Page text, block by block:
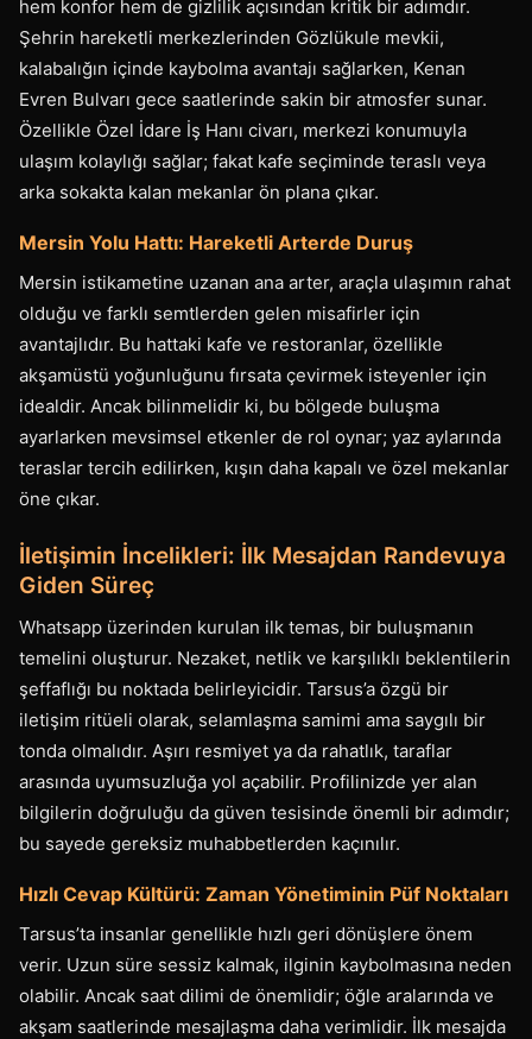
hem konfor hem de gizlilik açısından kritik bir adımdır.
Şehrin hareketli merkezlerinden Gözlükule mevkii,
kalabalığın içinde kaybolma avantajı sağlarken, Kenan
Evren Bulvarı gece saatlerinde sakin bir atmosfer sunar.
Özellikle Özel İdare İş Hanı civarı, merkezi konumuyla
ulaşım kolaylığı sağlar; fakat kafe seçiminde teraslı veya
arka sokakta kalan mekanlar ön plana çıkar.
Mersin Yolu Hattı: Hareketli Arterde Duruş
Mersin istikametine uzanan ana arter, araçla ulaşımın rahat
olduğu ve farklı semtlerden gelen misafirler için
avantajlıdır. Bu hattaki kafe ve restoranlar, özellikle
akşamüstü yoğunluğunu fırsata çevirmek isteyenler için
idealdir. Ancak bilinmelidir ki, bu bölgede buluşma
ayarlarken mevsimsel etkenler de rol oynar; yaz aylarında
teraslar tercih edilirken, kışın daha kapalı ve özel mekanlar
öne çıkar.
İletişimin İncelikleri: İlk Mesajdan Randevuya
Giden Süreç
Whatsapp üzerinden kurulan ilk temas, bir buluşmanın
temelini oluşturur. Nezaket, netlik ve karşılıklı beklentilerin
şeffaflığı bu noktada belirleyicidir. Tarsus’a özgü bir
iletişim ritüeli olarak, selamlaşma samimi ama saygılı bir
tonda olmalıdır. Aşırı resmiyet ya da rahatlık, taraflar
arasında uyumsuzluğa yol açabilir. Profilinizde yer alan
bilgilerin doğruluğu da güven tesisinde önemli bir adımdır;
bu sayede gereksiz muhabbetlerden kaçınılır.
Hızlı Cevap Kültürü: Zaman Yönetiminin Püf Noktaları
Tarsus’ta insanlar genellikle hızlı geri dönüşlere önem
verir. Uzun süre sessiz kalmak, ilginin kaybolmasına neden
olabilir. Ancak saat dilimi de önemlidir; öğle aralarında ve
akşam saatlerinde mesajlaşma daha verimlidir. İlk mesajda